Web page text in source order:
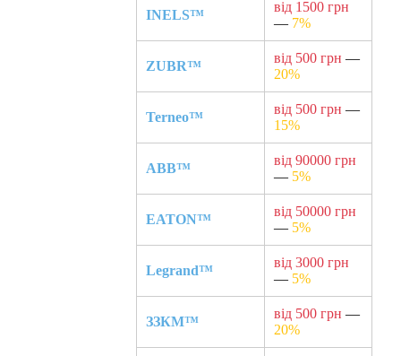
INELS™
від 1500 грн
— 7%
ZUBR™
від 500 грн —
20%
Terneo™
від 500 грн —
15%
ABB™
від 90000 грн
— 5%
EATON™
від 50000 грн
— 5%
Legrand™
від 3000 грн
— 5%
ЗЗКМ™
від 500 грн —
20%